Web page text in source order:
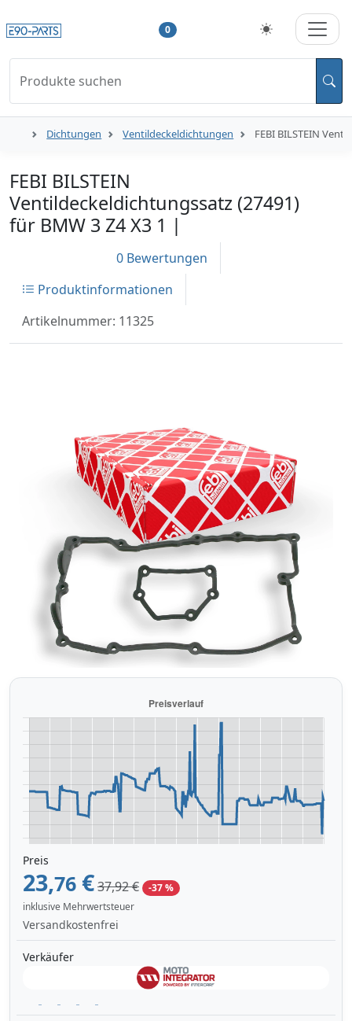
0
Produkte suchen
Dichtungen Ventildeckeldichtungen FEBI BILSTEIN
FEBI BILSTEIN
Ventildeckeldichtungssatz (27491)
für BMW 3 Z4 X3 1 |
0 Bewertungen
Produktinformationen
Artikelnummer: 11325
Preis
23,76 €37,92 €
-37 %
inklusive Mehrwertsteuer
Versandkostenfrei
Verkäufer